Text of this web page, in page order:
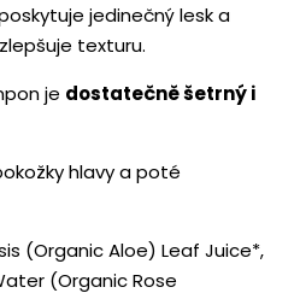
jedinečný lesk a
texturu.
je dostatečně šetrný i
hlavy a poté
(Organic Aloe) Leaf Juice*,
(Organic Rose